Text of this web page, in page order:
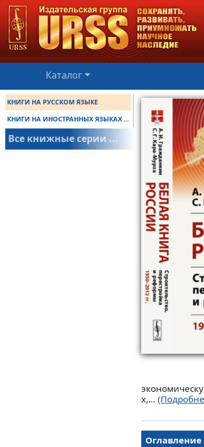
Каталог
КНИГИ НА РУССКОМ ЯЗЫКЕ
КНИГИ НА ИНОСТРАННЫХ ЯЗЫКАХ ...
Все книжные серии ...
х,...
Оглавление